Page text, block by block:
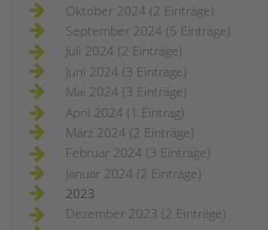
Oktober 2024 (2 Einträge)
September 2024 (5 Einträge)
Juli 2024 (2 Einträge)
Juni 2024 (3 Einträge)
Mai 2024 (3 Einträge)
April 2024 (1 Eintrag)
März 2024 (2 Einträge)
Februar 2024 (3 Einträge)
Januar 2024 (2 Einträge)
2023
Dezember 2023 (2 Einträge)